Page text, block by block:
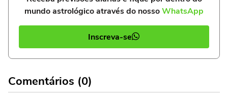
mundo astrológico através do nossoWhatsApp
Inscreva-se
Comentários (0)